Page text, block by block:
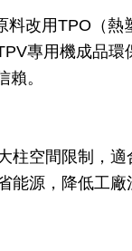
改用TPO（
專用機成品
。
空間限制，適
源，降低工廠